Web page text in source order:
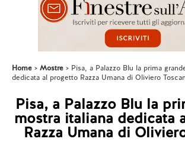
Home Mostre
Pisa, a Palazzo Blu la prima
dedicata al progetto Razza Umana di Oliviero
Pisa, a Palazzo Blu la
mostra italiana dedicata
Razza Umana di